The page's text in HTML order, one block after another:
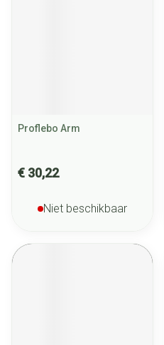
Proflebo Arm
€ 30,22
Niet beschikbaar